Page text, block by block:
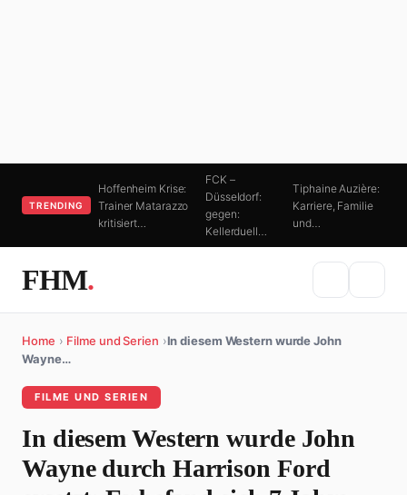
TRENDING
Hoffenheim Krise:
Trainer Matarazzo
kritisiert…
FCK –
Düsseldorf:
gegen:
Kellerduell…
Tiphaine Auzière:
Karriere, Familie
und…
FHM.
Home › Filme und Serien ›In diesem Western wurde John
Wayne…
FILME UND SERIEN
In diesem Western wurde John
Wayne durch Harrison Ford